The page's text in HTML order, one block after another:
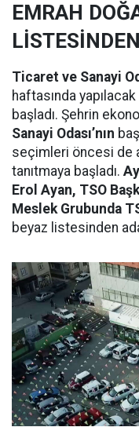
EMRAH
Ticaret ve Sanayi
haftasında
başladı. Şehrin
Sanayi Odası’nın
seçimleri öncesi de
tanıtmaya başladı.
Erol Ayan, TSO
Meslek Grubunda
beyaz listesinden